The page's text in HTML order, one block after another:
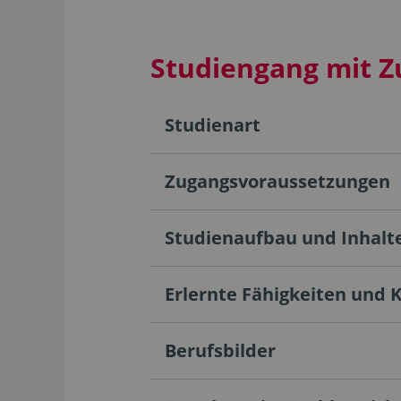
Studiengang mit
Studienart
Zugangsvoraussetzungen
Studienaufbau und
Erlernte Fähigkeiten und
Berufsbilder